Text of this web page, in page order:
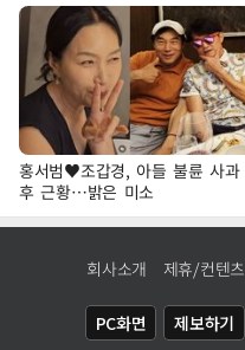
홍서범♥조갑경, 아들 불륜 사과
후 근황…밝은 미소
회사소개 제휴/컨텐
PC화면 제보하기